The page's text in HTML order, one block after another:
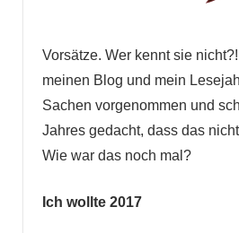
Vorsätze. Wer kennt sie
meinen Blog und mein
Sachen vorgenommen und
Jahres gedacht, dass das
Wie war das noch mal?
Ich wollte 2017